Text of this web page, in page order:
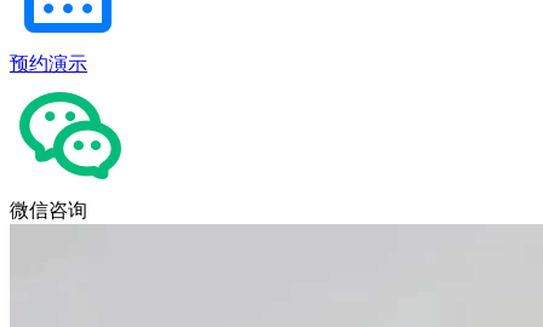
预约演示
微信咨询